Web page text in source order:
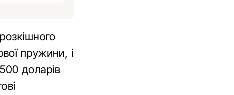
пружини, і
доларів